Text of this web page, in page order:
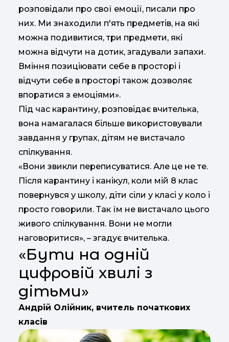
розповідали про свої емоції, писали про
них. Ми знаходили п'ять предметів, на які
можна подивитися, три предмети, які
можна відчути на дотик, згадували запахи.
Вміння позиціювати себе в просторі і
відчути себе в просторі також дозволяє
впоратися з емоціями».
Під час карантину, розповідає вчителька,
вона намагалася більше використовували
завдання у групах, дітям не вистачало
спілкування.
«Вони звикли переписуватися. Але це не те.
Після карантину і канікул, коли мій 8 клас
повернувся у школу, діти сіли у класі у коло і
просто говорили. Так їм не вистачало цього
живого спілкування. Вони не могли
наговоритися», – згадує вчителька.
«Бути на одній
цифровій хвилі з
дітьми»
Андрій Олійник, вчитель початкових
класів